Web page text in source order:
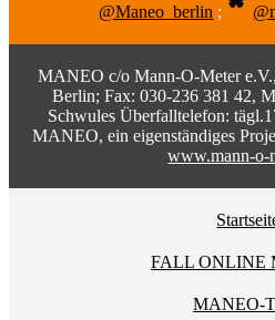
@Maneo_berlin ;
MANEO c/o Mann-O-Meter
Berlin; Fax: 030-236 381 42,
Schwules Überfalltelefon:
MANEO, ein eigenständiges
www.mann-o-
FALL ONLINE
MANEO-